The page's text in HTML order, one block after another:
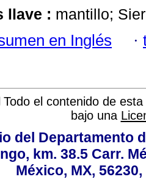
llave : mantillo;
en Inglés ·
Todo el contenido de
bajo una
del Departamento
km. 38.5 Carr.
México, MX,